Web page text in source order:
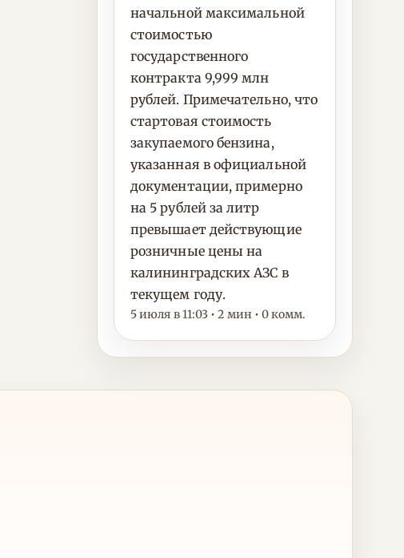
начальной максимальной
стоимостью
государственного
контракта 9,999 млн
рублей. Примечательно, что
стартовая стоимость
закупаемого бензина,
указанная в официальной
документации, примерно
на 5 рублей за литр
превышает действующие
розничные цены на
калининградских АЗС в
текущем году.
5 июля в 11:03 • 2 мин • 0 комм.